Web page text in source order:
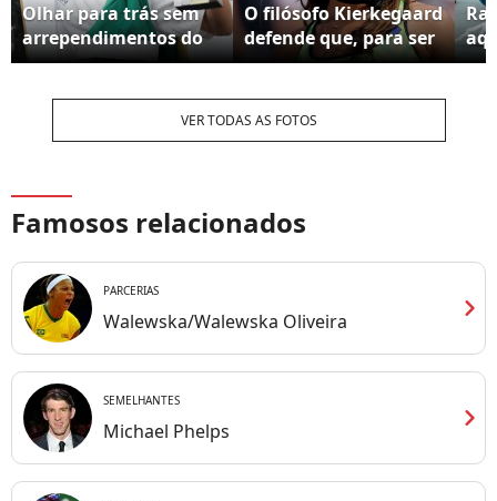
Olhar para trás sem
arrependimentos do
que conquistou e
mesmo é a meta de
todo mundo
O filósofo Kierkegaard
defende que, para ser
autêntico, é preciso
arriscar
VER TODAS AS FOTOS
Famosos relacionados
PARCERIAS
Walewska/Walewska Oliveira chevron_right
SEMELHANTES
Michael Phelps chevron_right